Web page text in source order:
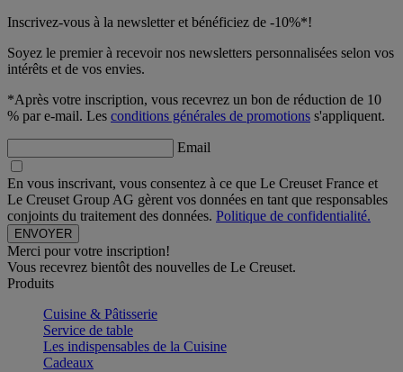
Inscrivez-vous à la newsletter et bénéficiez de -10%*!
Soyez le premier à recevoir nos newsletters personnalisées selon vos
intérêts et de vos envies.
*Après votre inscription, vous recevrez un bon de réduction de 10
% par e-mail. Les conditions générales de promotions s'appliquent.
Email
En vous inscrivant, vous consentez à ce que Le Creuset France et
Le Creuset Group AG gèrent vos données en tant que responsables
conjoints du traitement des données. Politique de confidentialité.
Merci pour votre inscription!
Vous recevrez bientôt des nouvelles de Le Creuset.
Produits
Cuisine & Pâtisserie
Service de table
Les indispensables de la Cuisine
Cadeaux